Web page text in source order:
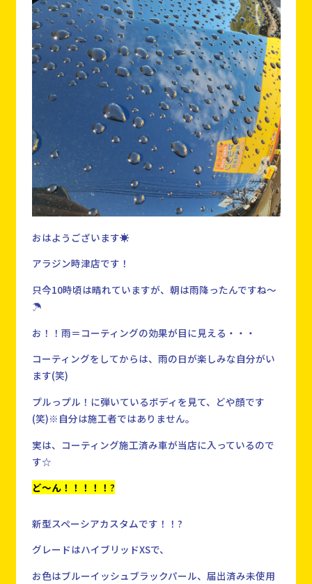
おはようございます☀
アラジン時津店です！
只今10時頃は晴れていますが、朝は雨降ったんですね～
☂
お！！雨＝コーティングの効果が目に見える・・・
コーティングをしてからは、雨の日が楽しみな自分がい
ます(笑)
プルっプル！に弾いているボディを見て、どや顔です
(笑)※自分は施工者ではありません。
実は、コーティング施工済み車が当店に入っているので
す☆
ど～ん！！！！！ ?
新型スペーシアカスタムです！！?
グレードはハイブリッドXSで、
お色はブルーイッシュブラックパール、届出済み未使用